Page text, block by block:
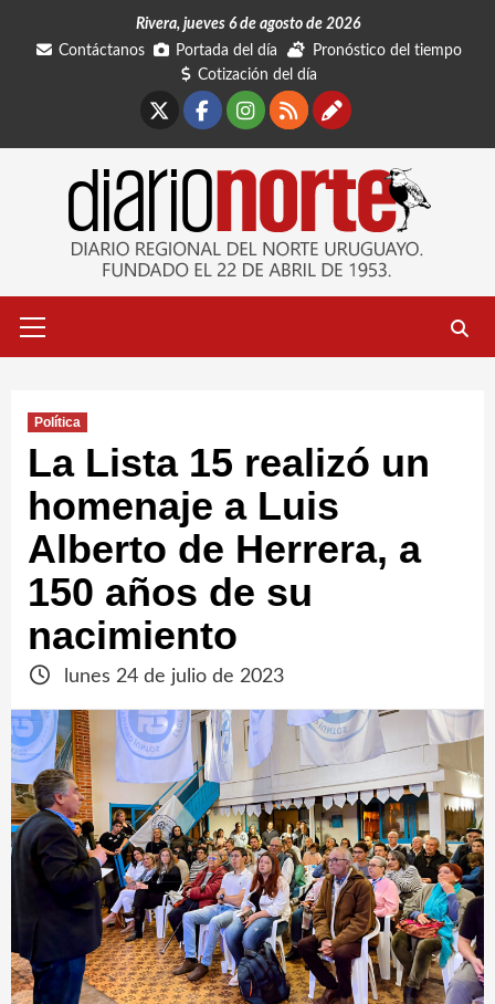
Rivera, jueves 6 de agosto de 2026
Contáctanos
Portada del día
Pronóstico del tiempo
Cotización del día
Facebook
Instagram
RSSContáctanos
primario
Política
La Lista 15 realizó un
homenaje a Luis
Alberto de Herrera, a
150 años de su
nacimiento
lunes 24 de julio de 2023